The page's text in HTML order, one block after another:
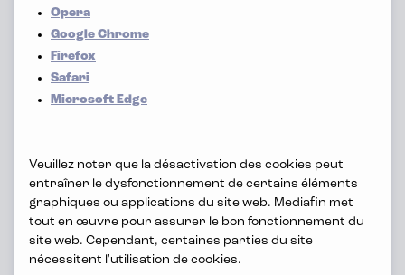
positive au travail : dans nos bureaux,
mais aussi lors d'un teambuilding ou de
notre fête du personnel, et de nos
autres events tels que notre barbecue
Opera
Google Chrome
Firefox
Safari
Microsoft Edge
Veuillez noter que la désactivation des cookies peut
entraîner le dysfonctionnement de certains éléments
graphiques ou applications du site web. Mediafin met
tout en œuvre pour assurer le bon fonctionnement du
site web. Cependant, certaines parties du site
nécessitent l'utilisation de cookies.